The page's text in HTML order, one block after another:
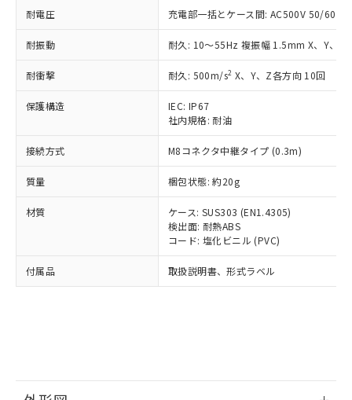
耐電圧 充電部一括とケース間: AC500V 50/
耐振動 耐久: 10～55Hz 複振幅 1.5mm X、Y、Z
耐衝撃 耐久: 500m/s2 X、Y、Z各方向 10回
保護構造
IEC: IP67
社内規格: 耐油
接続方式 M8コネクタ中継タイプ (0.3m)
質量 梱包状態: 約20g
材質
ケース: SUS303 (EN1.4305)
検出面: 耐熱ABS
コード: 塩化ビニル (PVC)
付属品 取扱説明書、形式ラベル
タに基づき作成されるものであり、閲
覧された時点での実際の在庫および標
準価格とは異なる場合があることをご
正式な納期状況および標準価格はお客
様のお取引先、またはお客様担当のオ
ムロン制御機器販売店・当社販売員に
ご相談ください。
オムロン制御機器販売店や当社販売拠
販売ネットワーク
」をご確認
在庫状況および標準価格結果を当社の
事前の承諾なく第三者に漏洩または開
示しないようお願いします。
マイパーツ機能（部品リスト作成サー
ビス）をご利用いただくには、I-Web
メンバーズにご登録されている必要が
引・商談に必要な範囲で利用すること
*EU RoHS指令（10物質）：
鉛(Pb) 1000ppm以下、 水銀(Hg) 1000ppm以下、 カド
ミウム(Cd) 100ppm以下、
六価クロム(Cr(Ⅵ)) 1000ppm以下、ポリ臭化ビフェニル
類(PBB) 1000ppm以下、ポリ臭化ジフェニルエーテル類
(PBDE) 1000ppm以下、フタル酸ビス(2-エチルヘキシ
ル) (DEHP)(別名：DOP) 1000ppm以下、フタル酸ブチ
ルベンジル（BBP） 1000ppm以下、フタル酸ジブチル
（DBP） 1000ppm以下、フタル酸ジイソブチル
但し、RoHS指令で産業用監視および制御機器に対する
フタル酸エステル類の４物質については閾値を超える意
図的な使用がないことを確認しています。
部品在庫の切り替え状況などにより、予定
月が前後することがあります。
Cr(Ⅵ)(六価クロム) : 1000ppm、 PBBs(ポリ臭化ビフェ
ニル類) : 1000ppm、 PBDEs(ポリ臭化ジフェニルエーテ
DBP(フタル酸ジブチル) : 1000ppm、 DIBP(フタル酸ジ
イソブチル) : 1000ppm、 BBP(フタル酸ブチルベンジ
※2 環境保護使用期限
「ｅ」：有害物質（10物質）のすべてが基
準値以下であることを示します。
「10」：通常の使用状況下において有害物
質が外部に漏えいし、環境に深刻な影響を
及ぼさない年数を意味します。
「－」：未確認です。当社販売部門へお問
または国外への提供する場合は、日本
国政府の輸出許可(または役務取引許
可)を取得するなどの必要な手続きを
当社は規制貨物を破棄する場合は、完
全に破砕するなど、違法に輸出されな
いよう必要な手段を講じます。
当社は貴社製品を、核兵器、ミサイ
ル、化学兵器、生物兵器またはその他
武器並びにこれらの製造装置等に一切
使用いたしません。
当社は、貴社製品を第三者に販売する
場合は、上記1、2および3の内容を当
該第三者に通知します。また当社は、
販売先および販売に係わる関係者が違
法に輸出するおそれがある場合は、取
り引きをいたしません。
合意する キャンセル
一定数以上の在庫あり
一定数には満たないが在庫あり
在庫なし(最新の在庫状況につ
いては、お客様のお取引先、ま
たはお客様担当のオムロン制御
機器販売店・当社販売員にご確
認ください)
受注生産機種、また在庫状況の
情報を公開していない機種